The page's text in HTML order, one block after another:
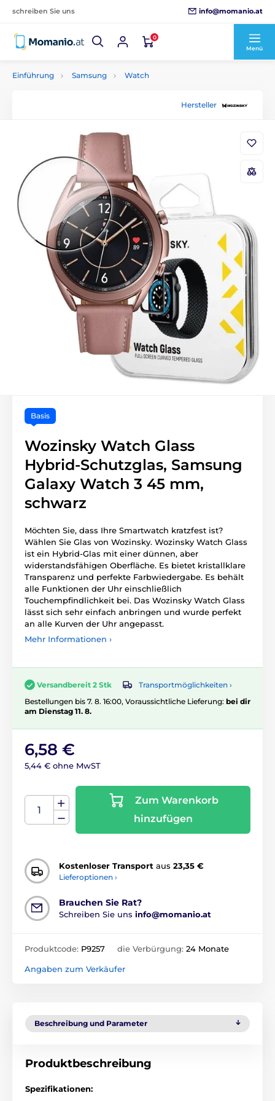
schreiben Sie uns info@momanio.at
0
Menü
Einführung Samsung Watch
Hersteller
Basis
Wozinsky Watch Glass
Hybrid-Schutzglas, Samsung
Galaxy Watch 3 45 mm,
schwarz
Möchten Sie, dass Ihre Smartwatch kratzfest ist?
Wählen Sie Glas von Wozinsky. Wozinsky Watch Glass
ist ein Hybrid-Glas mit einer dünnen, aber
widerstandsfähigen Oberfläche. Es bietet kristallklare
Transparenz und perfekte Farbwiedergabe. Es behält
alle Funktionen der Uhr einschließlich
Touchempfindlichkeit bei. Das Wozinsky Watch Glass
lässt sich sehr einfach anbringen und wurde perfekt
an alle Kurven der Uhr angepasst.
Mehr Informationen ›
Versandbereit 2 Stk
Transportmöglichkeiten ›
Bestellungen bis 7. 8. 16:00, Voraussichtliche Lieferung: bei dir
am Dienstag 11. 8.
6,58 €
5,44 € ohne MwST
Zum Warenkorb
hinzufügen
Kostenloser Transport aus 23,35 €
Lieferoptionen ›
Brauchen Sie Rat?
Schreiben Sie uns info@momanio.at
Produktcode: P9257 die Verbürgung: 24 Monate
Angaben zum Verkäufer
Beschreibung und Parameter
Produktbeschreibung
Spezifikationen: